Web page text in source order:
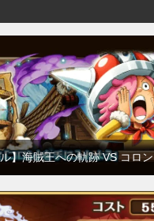
】海賊王への軌跡 VS コロン